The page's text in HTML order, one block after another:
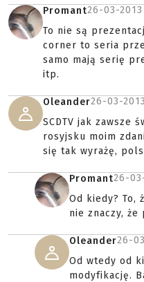
Promant26-03-2013
To nie są
corner to seria
samo mają serię
itp.
Oleander26-03-
SCDTV jak zawsze
rosyjsku moim
się tak wyrażę,
Promant26-
Od kiedy? To,
nie znaczy, że
Oleander26-
Od wtedy od
modyfikację.